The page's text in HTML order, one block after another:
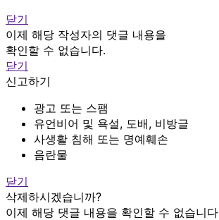
닫기
이제 해당 작성자의 댓글 내용을
확인할 수 없습니다.
닫기
신고하기
광고 또는 스팸
유언비어 및 욕설, 도배, 비방글
사생활 침해 또는 명예훼손
음란물
닫기
삭제하시겠습니까?
이제 해당 댓글 내용을 확인할 수 없습니다